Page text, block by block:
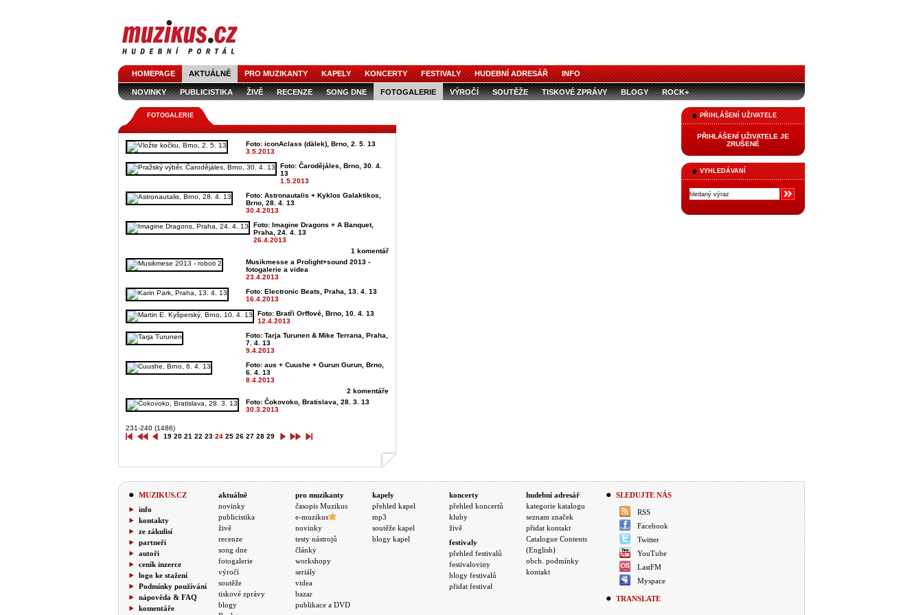
HOMEPAGE AKTUÁLNĚ PRO MUZIKANTY KAPELY KONCERTY FESTIVALY HUDEBNÍ ADRESÁŘ INFO
NOVINKY PUBLICISTIKA ŽIVĚ RECENZE SONG DNE FOTOGALERIE VÝROČÍ SOUTĚŽE TISKOVÉ ZPRÁVY BLOGY ROCK+
PŘIHLÁŠENÍ UŽIVATELE
PŘIHLÁŠENÍ UŽIVATELE JE
ZRUŠENÉ
VYHLEDÁVANÍ
FOTOGALERIE
Foto: iconAclass (dälek), Brno, 2. 5. 13
3.5.2013
Foto: Čarodějáles, Brno, 30. 4.
13
1.5.2013
Foto: Astronautalis + Kyklos Galaktikos,
Brno, 28. 4. 13
30.4.2013
Foto: Imagine Dragons + A Banquet,
Praha, 24. 4. 13
26.4.2013
1 komentář
Musikmesse a Prolight+sound 2013 -
fotogalerie a videa
23.4.2013
Foto: Electronic Beats, Praha, 13. 4. 13
16.4.2013
Foto: Bratři Orffové, Brno, 10. 4. 13
12.4.2013
Foto: Tarja Turunen & Mike Terrana, Praha,
7. 4. 13
9.4.2013
Foto: aus + Cuushe + Gurun Gurun, Brno,
6. 4. 13
8.4.2013
2 komentáře
Foto: Čokovoko, Bratislava, 28. 3. 13
30.3.2013
231-240 (1486)
19 20 21 22 23 24 25 26 27 28 29
MUZIKUS.CZ
info
kontakty
ze zákulisí
partneři
autoři
ceník inzerce
logo ke stažení
Podmínky používání
nápověda & FAQ
komentáře
aktuálně
novinky
publicistika
živě
recenze
song dne
fotogalerie
výročí
soutěže
tiskové zprávy
blogy
pro muzikanty
časopis Muzikus
e-muzikus
novinky
testy nástrojů
články
workshopy
seriály
videa
bazar
publikace a DVD
kapely
přehled kapel
mp3
soutěže kapel
blogy kapel
koncerty
přehled koncertů
kluby
živě
festivaly
přehled festivalů
festivaloviny
blogy festivalů
přidat festival
hudební adresář
kategorie katalogu
seznam značek
přidat kontakt
Catalogue Contents
(English)
obch. podmínky
kontakt
SLEDUJTE NÁS
RSS
Facebook
Twitter
YouTube
LastFM
Myspace
TRANSLATE